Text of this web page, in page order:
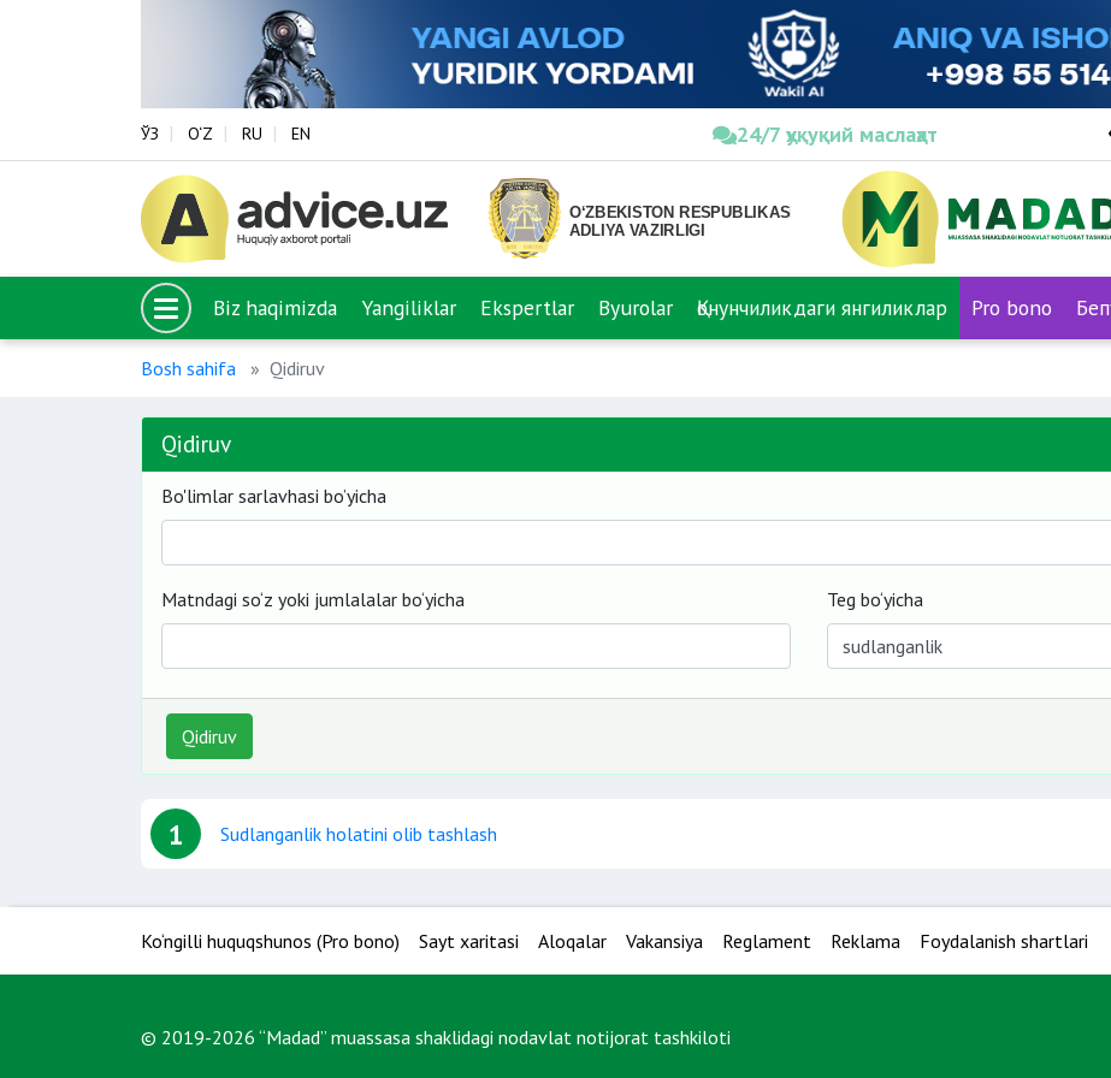
ЎЗ O‘Z RU EN 24/7 ҳуқуқий маслаҳат
Biz haqimizda Yangiliklar Ekspertlar Byurolar Қонунчиликдаги янгиликлар Pro bono
Bosh sahifa Qidiruv
Qidiruv
Bo'limlar sarlavhasi bo’yicha
Matndagi so‘z yoki jumlalalar bo‘yicha Teg bo‘yicha
Qidiruv
1 Sudlanganlik holatini olib tashlash
Ko‘ngilli huquqshunos (Pro bono) Sayt xaritasi Aloqalar Vakansiya Reglament Reklama Foydalanish shartlari
© 2019-2026 “Madad” muassasa shaklidagi nodavlat notijorat tashkiloti